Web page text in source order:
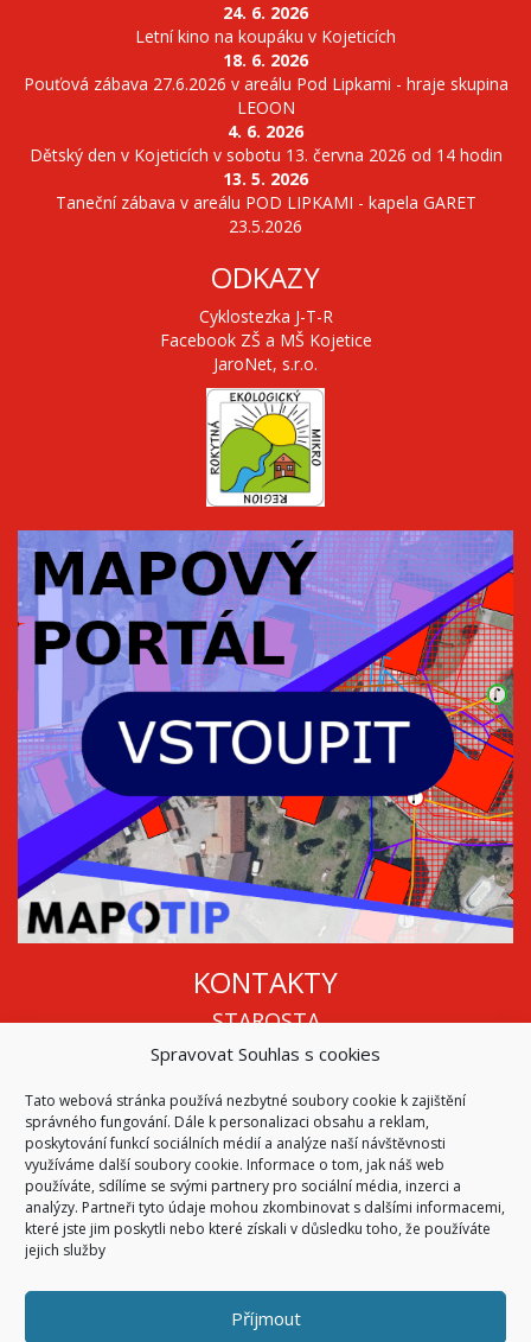
Spravovat Souhlas s cookies
Tato webová stránka používá nezbytné soubory cookie k zajištění
správného fungování. Dále k personalizaci obsahu a reklam,
poskytování funkcí sociálních médií a analýze naší návštěvnosti
využíváme další soubory cookie. Informace o tom, jak náš web
používáte, sdílíme se svými partnery pro sociální média, inzerci a
analýzy. Partneři tyto údaje mohou zkombinovat s dalšími informacemi,
které jste jim poskytli nebo které získali v důsledku toho, že používáte
jejich služby
Příjmout
24. 6. 2026
Letní kino na koupáku v Kojeticích
18. 6. 2026
Pouťová zábava 27.6.2026 v areálu Pod Lipkami - hraje skupina
LEOON
4. 6. 2026
Dětský den v Kojeticích v sobotu 13. června 2026 od 14 hodin
13. 5. 2026
Taneční zábava v areálu POD LIPKAMI - kapela GARET
23.5.2026
ODKAZY
Cyklostezka J-T-R
Facebook ZŠ a MŠ Kojetice
JaroNet, s.r.o.
KONTAKTY
STAROSTA
Mgr. Roman Vala
info@oukojetice.cz
ÚŘEDNÍ HODINY
Po, St: 15:30 - 16:30
Všechny kontakty | Kde nás najdete